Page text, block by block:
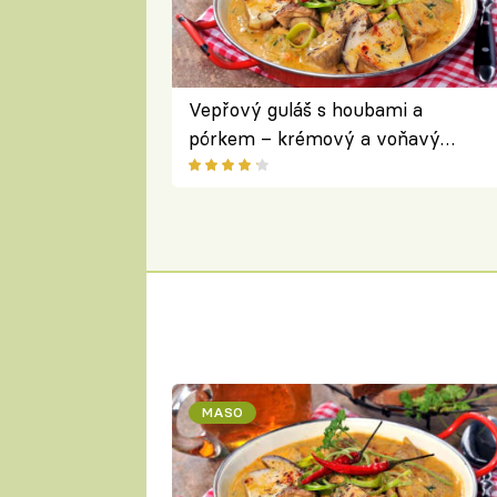
Vepřový guláš s houbami a
pórkem – krémový a voňavý
pokrm z jednoho hrnce
MASO